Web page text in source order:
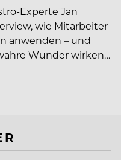
Experte Jan
wie Mitarbeiter
anwenden – und
Wunder wirken…